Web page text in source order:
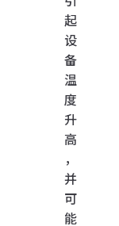
起
设
备
温
度
升
高
，
并
可
能